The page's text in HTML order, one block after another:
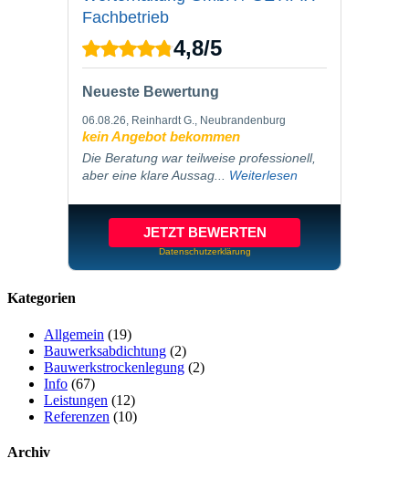
Fachbetrieb
4,8/5
Neueste Bewertung
06.08.26, Reinhardt G., Neubrandenburg
kein Angebot bekommen
Die Beratung war teilweise professionell,
aber eine klare Aussag... Weiterlesen
JETZT BEWERTEN
Datenschutzerklärung
Kategorien
Allgemein (19)
Bauwerksabdichtung (2)
Bauwerkstrockenlegung (2)
Info (67)
Leistungen (12)
Referenzen (10)
Archiv